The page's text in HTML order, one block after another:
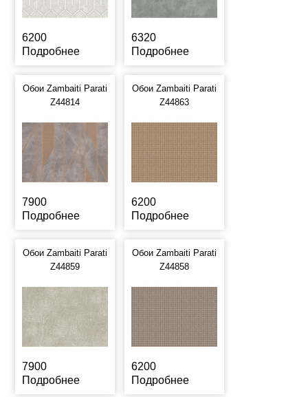
6200
Подробнее
6320
Подробнее
Обои Zambaiti Parati
Z44814
7900
Подробнее
Обои Zambaiti Parati
Z44863
6200
Подробнее
Обои Zambaiti Parati
Z44859
7900
Подробнее
Обои Zambaiti Parati
Z44858
6200
Подробнее